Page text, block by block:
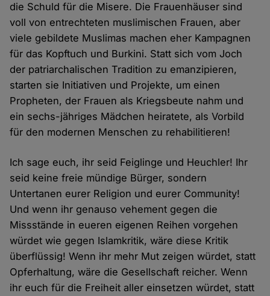
die Schuld für die Misere. Die Frauenhäuser sind
voll von entrechteten muslimischen Frauen, aber
viele gebildete Muslimas machen eher Kampagnen
für das Kopftuch und Burkini. Statt sich vom Joch
der patriarchalischen Tradition zu emanzipieren,
starten sie Initiativen und Projekte, um einen
Propheten, der Frauen als Kriegsbeute nahm und
ein sechs-jähriges Mädchen heiratete, als Vorbild
für den modernen Menschen zu rehabilitieren!
Ich sage euch, ihr seid Feiglinge und Heuchler! Ihr
seid keine freie mündige Bürger, sondern
Untertanen eurer Religion und eurer Community!
Und wenn ihr genauso vehement gegen die
Missstände in eueren eigenen Reihen vorgehen
würdet wie gegen Islamkritik, wäre diese Kritik
überflüssig! Wenn ihr mehr Mut zeigen würdet, statt
Opferhaltung, wäre die Gesellschaft reicher. Wenn
ihr euch für die Freiheit aller einsetzen würdet, statt